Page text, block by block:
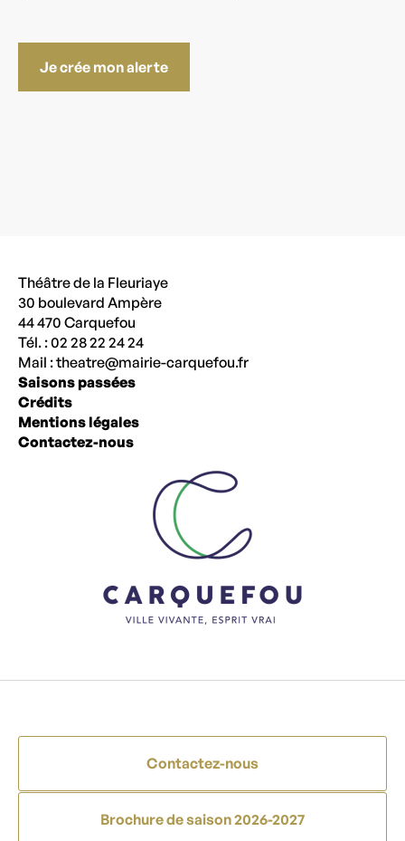
Je crée mon alerte
Théâtre de la Fleuriaye
30 boulevard Ampère
44 470 Carquefou
Tél. : 02 28 22 24 24
Mail :theatre@mairie-carquefou.fr
Saisons passées
Crédits
Mentions légales
Contactez-nous
Contactez-nous
Brochure de saison 2026-2027